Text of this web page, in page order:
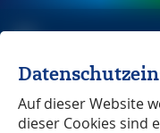
Michael Müller
Auf dieser Website
dieser Cookies sind